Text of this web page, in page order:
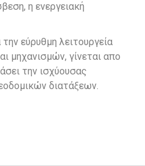
η ενεργειακή
εύρυθμη λειτουργεία
μηχανισμών, γίνεται απο
την ισχύουσας
διατάξεων.